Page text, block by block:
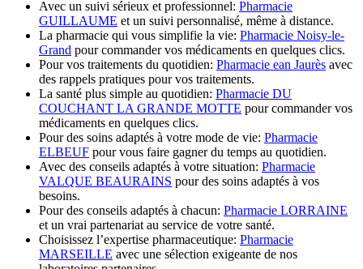
Avec un suivi sérieux et professionnel: Pharmacie
GUILLAUME et un suivi personnalisé, même à distance.
La pharmacie qui vous simplifie la vie: Pharmacie Noisy-le-
Grand pour commander vos médicaments en quelques clics.
Pour vos traitements du quotidien: Pharmacie ean Jaurès avec
des rappels pratiques pour vos traitements.
La santé plus simple au quotidien: Pharmacie DU
COUCHANT LA GRANDE MOTTE pour commander vos
médicaments en quelques clics.
Pour des soins adaptés à votre mode de vie: Pharmacie
ELBEUF pour vous faire gagner du temps au quotidien.
Avec des conseils adaptés à votre situation: Pharmacie
VALQUE BEAURAINS pour des soins adaptés à vos
besoins.
Pour des conseils adaptés à chacun: Pharmacie LORRAINE
et un vrai partenariat au service de votre santé.
Choisissez l’expertise pharmaceutique: Pharmacie
MARSEILLE avec une sélection exigeante de nos